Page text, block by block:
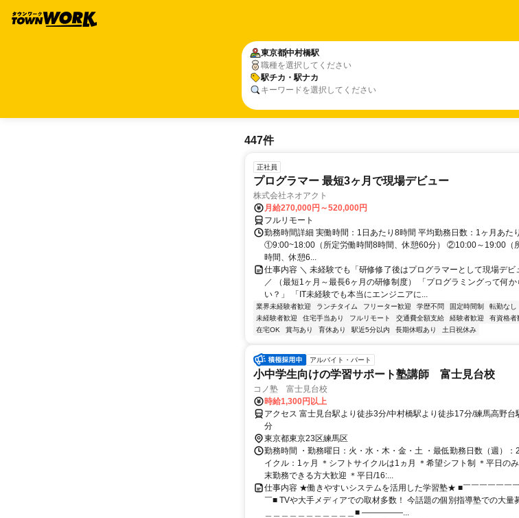
東京都中村橋駅
職種を選択してください
駅チカ・駅ナカ
キーワードを選択してください
447件
正社員
プログラマー 最短3ヶ月で現場デビュー
株式会社ネオアクト
月給270,000円～520,000円
フルリモート
勤務時間詳細 実働時間：1日あたり8時間 平均勤務日数：1ヶ月あた
①9:00~18:00（所定労働時間8時間、休憩60分） ②10:00～19:00（
時間、休憩6...
仕事内容 ＼ 未経験でも「研修修了後はプログラマーとして現場デビ
／ （最短1ヶ月～最長6ヶ月の研修制度） 「プログラミングって何
い？」 「IT未経験でも本当にエンジニアに...
業界未経験者歓迎 ランチタイム フリーター歓迎 学歴不問 固定時間制 転勤なし
未経験者歓迎
住宅手当あり フルリモート 交通費全額支給 経験者歓迎 有資格者
在宅OK
賞与あり 育休あり 駅近5分以内 長期休暇あり 土日祝休み
アルバイト・パート
小中学生向けの学習サポート塾講師 富士見台校
コノ塾 富士見台校
時給1,300円以上
アクセス 富士見台駅より徒歩3分/中村橋駅より徒歩17分/練馬高野台
分
東京都東京23区練馬区
勤務時間 ・勤務曜日：火・水・木・金・土 ・最低勤務日数（週）：
イクル：1ヶ月 ＊シフトサイクルは1ヵ月 ＊希望シフト制 ＊平日の
末勤務できる方大歓迎 ＊平日/16:...
仕事内容 ★働きやすいシステムを活用した学習塾★ ■￣￣￣￣￣￣
￣■ TVや大手メディアでの取材多数！ 今話題の個別指導塾での大量
＿＿＿＿＿＿＿＿＿＿＿■ ―――――...